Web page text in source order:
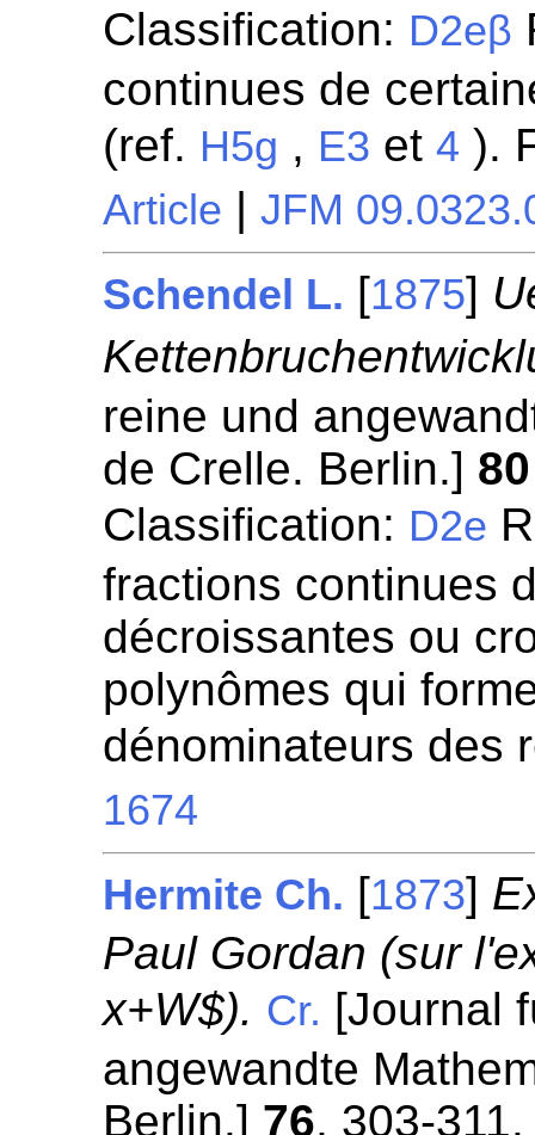
Classification: D2eβ
continues de
(ref. H5g , E3 et4 ).
Article |JFM
Schendel L. [1875]
reine und
de Crelle. Berlin.] 80
Classification: D2e
fractions continues
décroissantes ou
polynômes qui
dénominateurs des
1674
Hermite Ch. [1873]
Paul Gordan (sur
x+W$). Cr. [Journal
angewandte
Berlin.] 76, 303-311.